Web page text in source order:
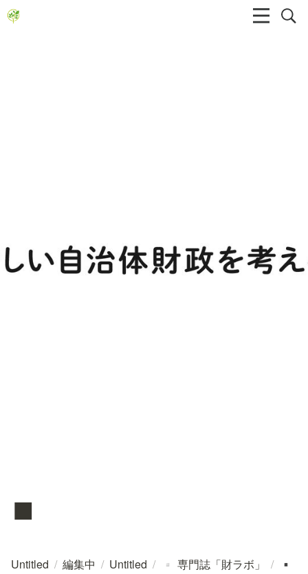
▪️
Untitled / 編集中 / Untitled / ▫️ 専門誌「財ラボ」 / ▪️